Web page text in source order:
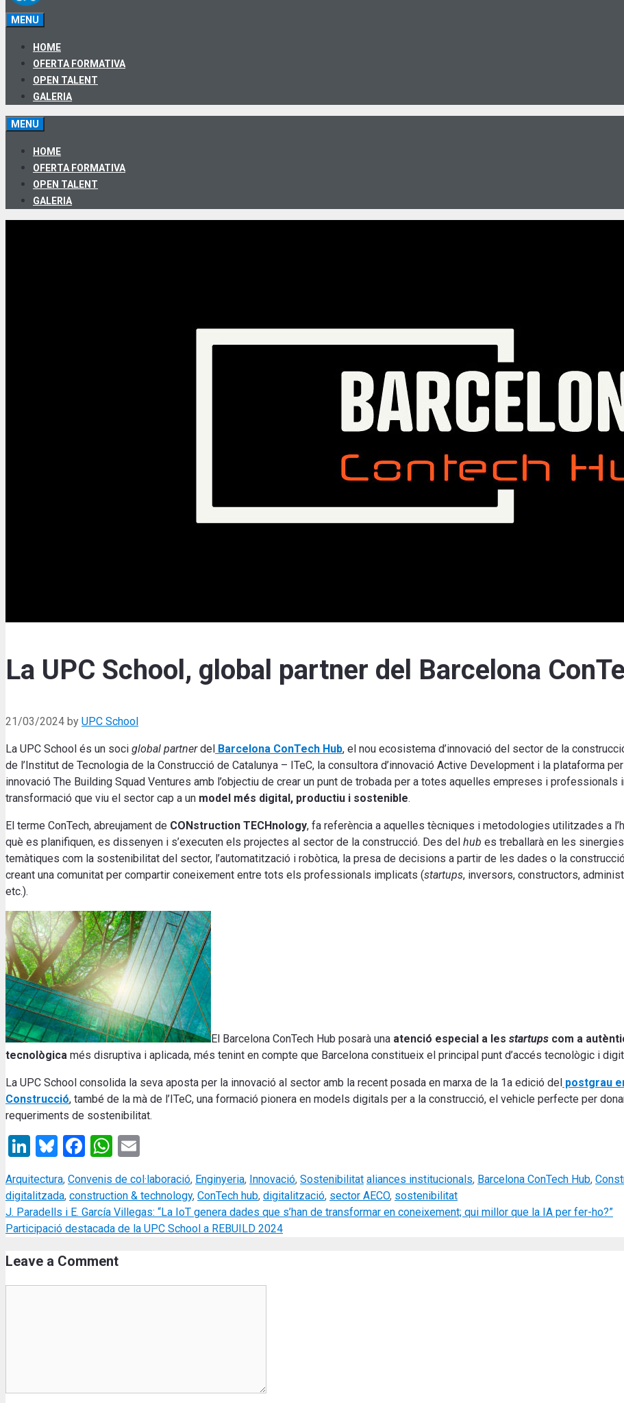
MENU
HOME
OFERTA FORMATIVA
OPEN TALENT
GALERIA
MENU
HOME
OFERTA FORMATIVA
OPEN TALENT
GALERIA
La UPC School, global partner del Barcelona
21/03/2024 by UPC School
La UPC School és un soci global partnerdel Barcelona ConTech Hub, el nou ecosistema d’innovació del sector de la
de l’Institut de Tecnologia de la Construcció de Catalunya – ITeC, la consultora d’innovació Active Development i la plataforma
innovació The Building Squad Ventures amb l’objectiu de crear un punt de trobada per a totes aquelles empreses i
transformació que viu el sector cap a un model més digital, productiu i sostenible.
El terme ConTech, abreujament de CONstruction TECHnology, fa referència a aquelles tècniques i metodologies utilitzades a
què es planifiquen, es dissenyen i s’executen els projectes al sector de la construcció. Des del hub es treballarà en les
temàtiques com la sostenibilitat del sector, l’automatització i robòtica, la presa de decisions a partir de les dades o la
creant una comunitat per compartir coneixement entre tots els professionals implicats (startups, inversors, constructors,
etc.).
El Barcelona ConTech Hub posarà una atenció especial a les startups com a
tecnològica més disruptiva i aplicada, més tenint en compte que Barcelona constitueix el principal punt d’accés tecnològic i
La UPC School consolida la seva aposta per la innovació al sector amb la recent posada en marxa de la 1a edició del postgrau
Construcció, també de la mà de l’ITeC, una formació pionera en models digitals per a la construcció, el vehicle perfecte per
requeriments de sostenibilitat.
LinkedIn
Bluesky
Facebook
WhatsApp
Categories
Arquitectura, Convenis de col·laboració, Enginyeria, Innovació, Sostenibilitat Tags
aliances institucionals, Barcelona ConTech Hub,
digitalitzada, construction & technology, ConTech hub, digitalització, sector AECO, sostenibilitat
J. Paradells i E. García Villegas: “La IoT genera dades que s’han de transformar en coneixement; qui millor que la IA per fer-ho?”
Participació destacada de la UPC School a REBUILD 2024
Leave a Comment